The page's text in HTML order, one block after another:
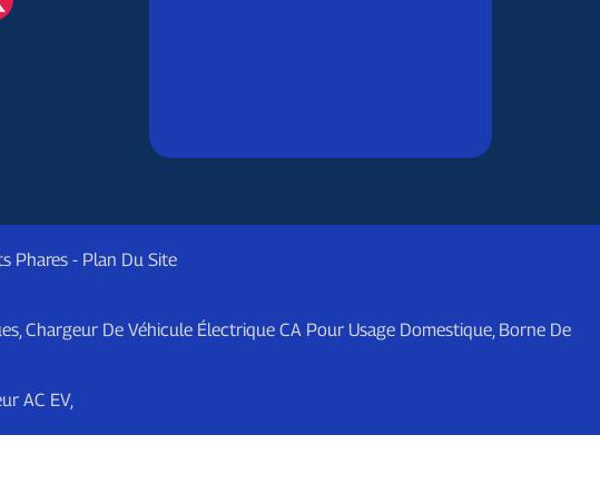
Phares- Plan Du Site
,Chargeur De Véhicule Électrique CA Pour Usage Domestique, Borne De
AC EV,